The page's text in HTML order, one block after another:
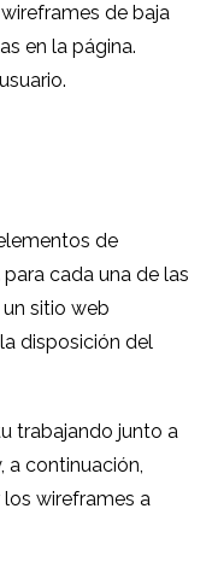
de baja
en la página.
de
para cada una de las
sitio web
disposición del
trabajando junto a
a continuación,
wireframes a